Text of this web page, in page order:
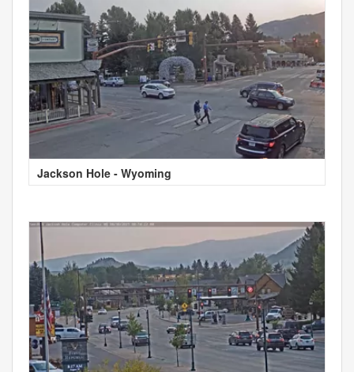
Jackson Hole - Wyoming